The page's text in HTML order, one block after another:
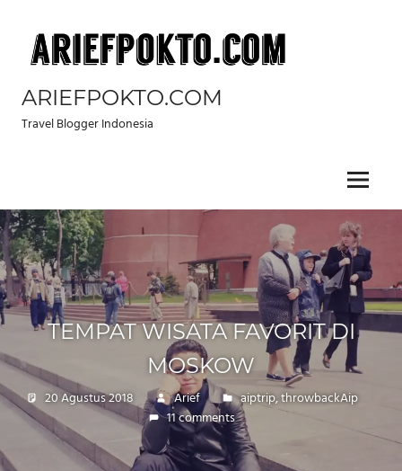
content
ARIEFPOKTO.COM
Travel Blogger Indonesia
Menu
TEMPAT WISATA FAVORIT DI
MOSKOW
20 Agustus 2018 Arief aiptrip,throwbackAip
11 comments